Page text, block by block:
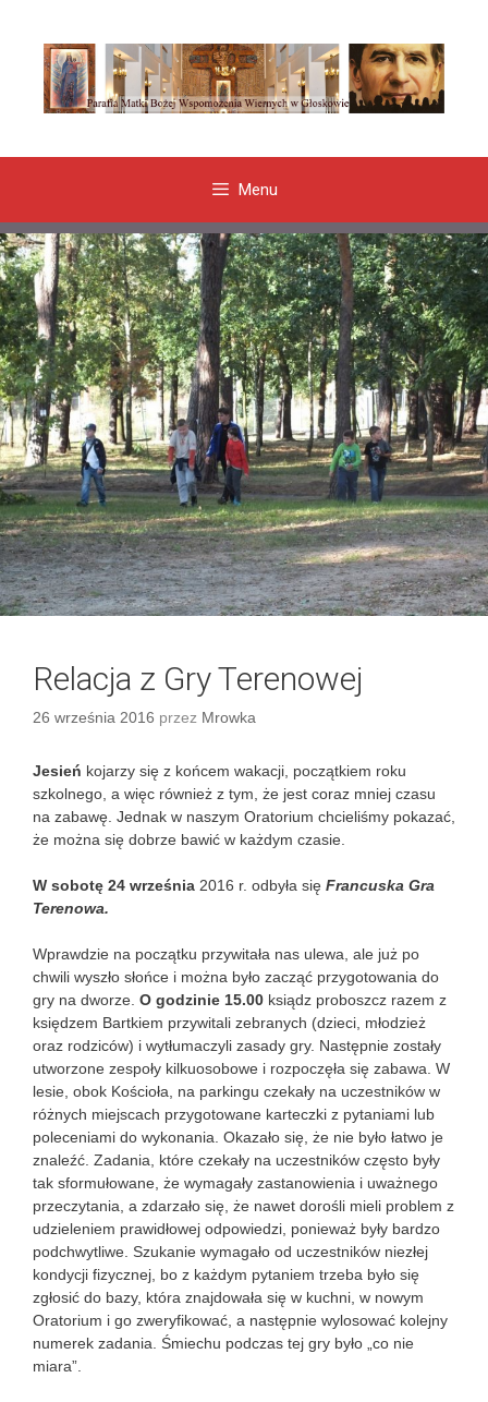
Menu
Relacja z Gry Terenowej
26 września 2016 przez Mrowka
Jesień kojarzy się z końcem wakacji, początkiem roku
szkolnego, a więc również z tym, że jest coraz mniej czasu
na zabawę. Jednak w naszym Oratorium chcieliśmy pokazać,
że można się dobrze bawić w każdym czasie.
W sobotę 24 września 2016 r. odbyła się Francuska Gra
Terenowa.
Wprawdzie na początku przywitała nas ulewa, ale już po
chwili wyszło słońce i można było zacząć przygotowania do
gry na dworze. O godzinie 15.00 ksiądz proboszcz razem z
księdzem Bartkiem przywitali zebranych (dzieci, młodzież
oraz rodziców) i wytłumaczyli zasady gry. Następnie zostały
utworzone zespoły kilkuosobowe i rozpoczęła się zabawa. W
lesie, obok Kościoła, na parkingu czekały na uczestników w
różnych miejscach przygotowane karteczki z pytaniami lub
poleceniami do wykonania. Okazało się, że nie było łatwo je
znaleźć. Zadania, które czekały na uczestników często były
tak sformułowane, że wymagały zastanowienia i uważnego
przeczytania, a zdarzało się, że nawet dorośli mieli problem z
udzieleniem prawidłowej odpowiedzi, ponieważ były bardzo
podchwytliwe. Szukanie wymagało od uczestników niezłej
kondycji fizycznej, bo z każdym pytaniem trzeba było się
zgłosić do bazy, która znajdowała się w kuchni, w nowym
Oratorium i go zweryfikować, a następnie wylosować kolejny
numerek zadania. Śmiechu podczas tej gry było „co nie
miara”.